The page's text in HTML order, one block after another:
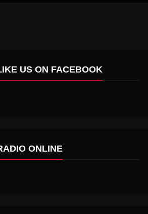
US ON FACEBOOK
ONLINE